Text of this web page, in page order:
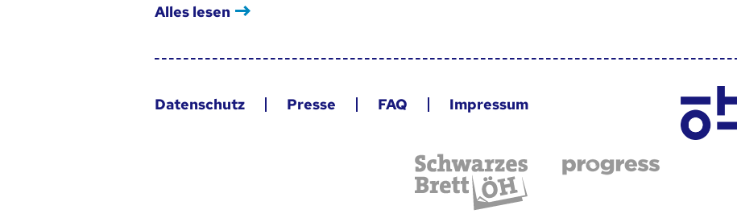
Alles lesen
Datenschutz Presse FAQ Impressum